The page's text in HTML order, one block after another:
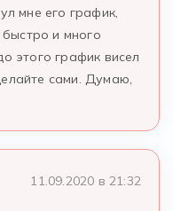
мне его график,
и много
этого график висел
сами. Думаю,
11.09.2020 в 21:32